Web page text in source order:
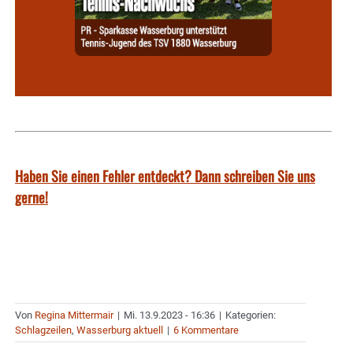
Haben Sie einen Fehler entdeckt? Dann schreiben Sie uns
gerne!
Von Regina Mittermair | Mi. 13.9.2023 - 16:36 | Kategorien:
Schlagzeilen, Wasserburg aktuell | 6 Kommentare